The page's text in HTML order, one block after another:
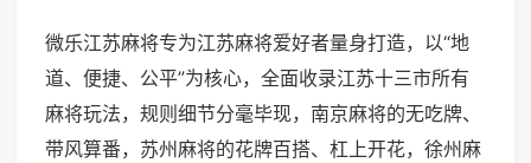
微乐江苏麻将专为江苏麻将爱好者量身打造，以“地
道、便捷、公平”为核心，全面收录江苏十三市所有
麻将玩法，规则细节分毫毕现，南京麻将的无吃牌、
带风算番，苏州麻将的花牌百搭、杠上开花，徐州麻